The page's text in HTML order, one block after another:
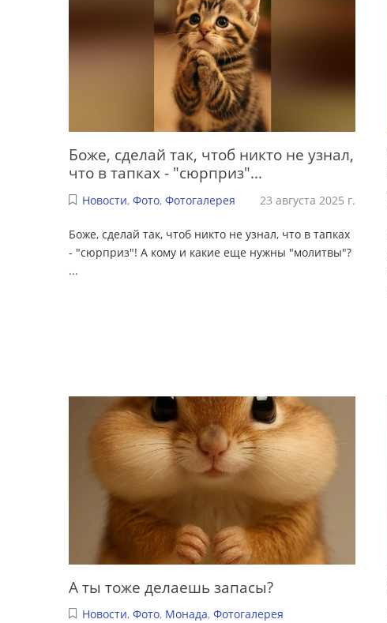
Боже, сделай так, чтоб никто не узнал,
что в тапках - "сюрприз"...
Новости, Фото, Фотогалерея 23 августа 2025 г.
Боже, сделай так, чтоб никто не узнал, что в тапках
- "сюрприз"! А кому и какие еще нужны "молитвы"?
...
А ты тоже делаешь запасы?
Новости, Фото, Монада, Фотогалерея